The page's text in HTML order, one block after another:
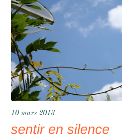
10 mars 2013
sentir en silence